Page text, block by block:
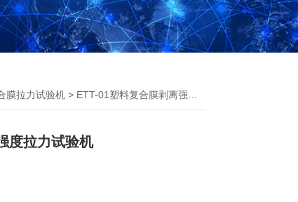
膜拉力试验机 > ETT-01塑料复合膜剥离强度拉力试验机
度拉力试验机